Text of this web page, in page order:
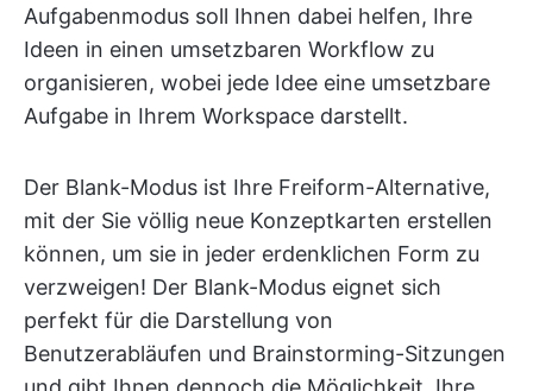
Aufgabenmodus soll Ihnen dabei helfen, Ihre
Ideen in einen umsetzbaren Workflow zu
organisieren, wobei jede Idee eine umsetzbare
Aufgabe in Ihrem Workspace darstellt.
Der Blank-Modus ist Ihre Freiform-Alternative,
mit der Sie völlig neue Konzeptkarten erstellen
können, um sie in jeder erdenklichen Form zu
verzweigen! Der Blank-Modus eignet sich
perfekt für die Darstellung von
Benutzerabläufen und Brainstorming-Sitzungen